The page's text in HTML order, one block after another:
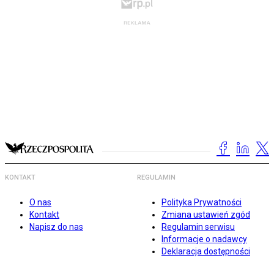
KONTAKT
O nas
Kontakt
Napisz do nas
REGULAMIN
Polityka Prywatności
Zmiana ustawień zgód
Regulamin serwisu
Informacje o nadawcy
Deklaracja dostępności